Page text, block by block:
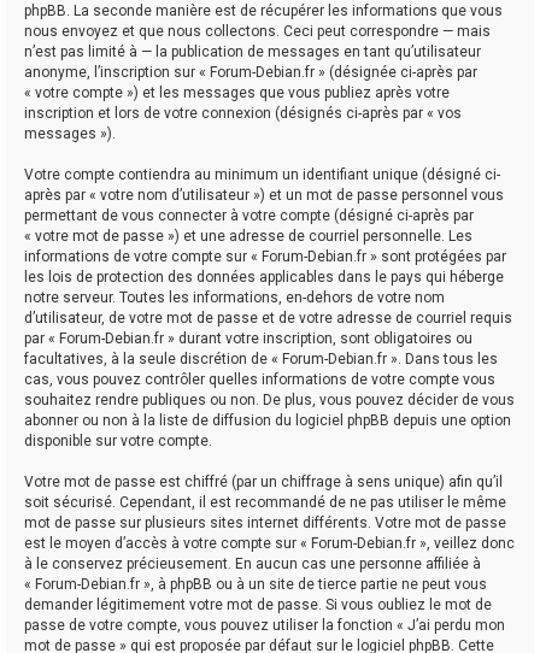
phpBB. La seconde manière est de récupérer les informations que vous
nous envoyez et que nous collectons. Ceci peut correspondre — mais
n’est pas limité à — la publication de messages en tant qu’utilisateur
anonyme, l’inscription sur « Forum-Debian.fr » (désignée ci-après par
« votre compte ») et les messages que vous publiez après votre
inscription et lors de votre connexion (désignés ci-après par « vos
messages »).
Votre compte contiendra au minimum un identifiant unique (désigné ci-
après par « votre nom d’utilisateur ») et un mot de passe personnel vous
permettant de vous connecter à votre compte (désigné ci-après par
« votre mot de passe ») et une adresse de courriel personnelle. Les
informations de votre compte sur « Forum-Debian.fr » sont protégées par
les lois de protection des données applicables dans le pays qui héberge
notre serveur. Toutes les informations, en-dehors de votre nom
d’utilisateur, de votre mot de passe et de votre adresse de courriel requis
par « Forum-Debian.fr » durant votre inscription, sont obligatoires ou
facultatives, à la seule discrétion de « Forum-Debian.fr ». Dans tous les
cas, vous pouvez contrôler quelles informations de votre compte vous
souhaitez rendre publiques ou non. De plus, vous pouvez décider de vous
abonner ou non à la liste de diffusion du logiciel phpBB depuis une option
disponible sur votre compte.
Votre mot de passe est chiffré (par un chiffrage à sens unique) afin qu’il
soit sécurisé. Cependant, il est recommandé de ne pas utiliser le même
mot de passe sur plusieurs sites internet différents. Votre mot de passe
est le moyen d’accès à votre compte sur « Forum-Debian.fr », veillez donc
à le conservez précieusement. En aucun cas une personne affiliée à
« Forum-Debian.fr », à phpBB ou à un site de tierce partie ne peut vous
demander légitimement votre mot de passe. Si vous oubliez le mot de
passe de votre compte, vous pouvez utiliser la fonction « J’ai perdu mon
mot de passe » qui est proposée par défaut sur le logiciel phpBB. Cette